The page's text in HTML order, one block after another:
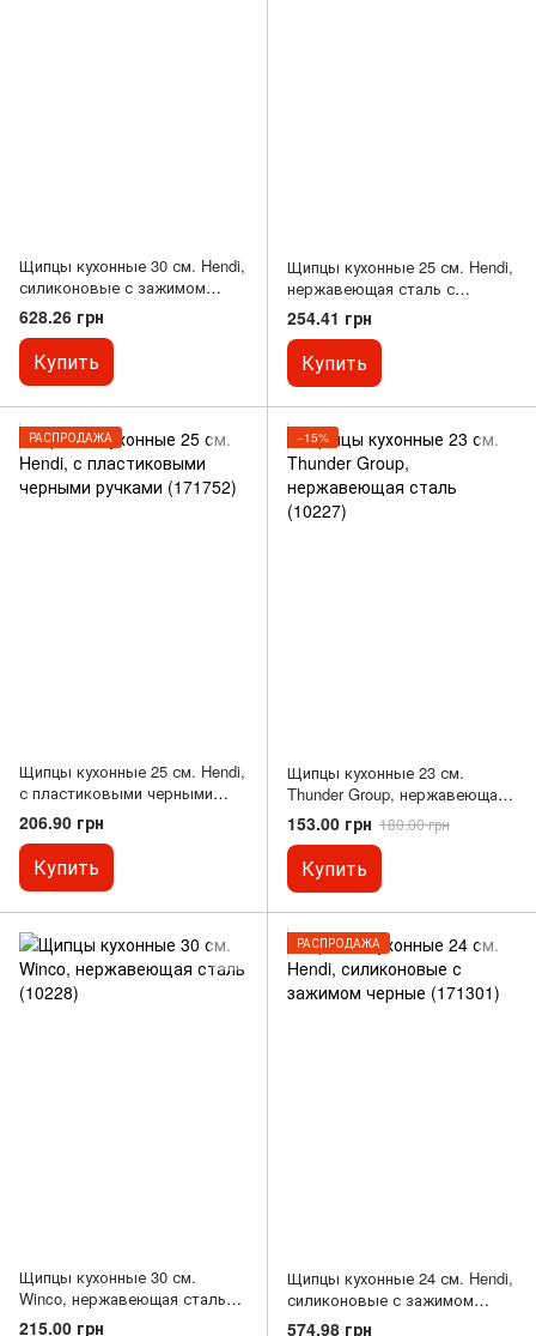
Щипцы кухонные 30 см. Hendi,
силиконовые с зажимом
черные (171318)
628.26 грн
Купить
Щипцы кухонные 25 см. Hendi,
нержавеющая сталь с
зажимом (171707)
254.41 грн
Купить
РАСПРОДАЖА
Щипцы кухонные 25 см. Hendi,
с пластиковыми черными
ручками (171752)
206.90 грн
Купить
−15%
Щипцы кухонные 23 см.
Thunder Group, нержавеющая
сталь (10227)
153.00 грн 180.00 грн
Купить
Щипцы кухонные 30 см.
Winco, нержавеющая сталь
(10228)
215.00 грн
РАСПРОДАЖА
Щипцы кухонные 24 см. Hendi,
силиконовые с зажимом
черные (171301)
574.98 грн